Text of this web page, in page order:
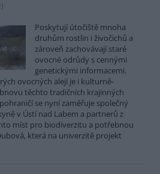
)
Poskytují útočiště mnoha
druhům rostlin i živočichů a
zároveň zachovávají staré
ovocné odrůdy s cennými
genetickými informacemi.
ovocných alejí je i kulturně-
těchto tradičních krajinných
se nyní zaměřuje společný
v Ústí nad Labem a partnerů z
míst pro biodiverzitu a potřebnou
která na univerzitě projekt